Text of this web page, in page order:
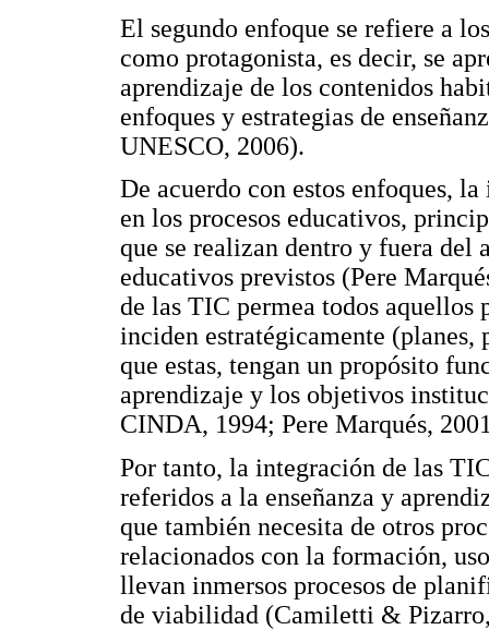
El segundo enfoque se refiere a
como protagonista, es decir, se
aprendizaje de los contenidos
enfoques y estrategias de
UNESCO, 2006).
De acuerdo con estos enfoques,
en los procesos educativos,
que se realizan dentro y fuera del
educativos previstos (Pere
de las TIC permea todos aquellos
inciden estratégicamente
que estas, tengan un propósito
aprendizaje y los objetivos
CINDA, 1994; Pere Marqués,
Por tanto, la integración de las
referidos a la enseñanza y
que también necesita de otros
relacionados con la formación,
llevan inmersos procesos de
de viabilidad (Camiletti &